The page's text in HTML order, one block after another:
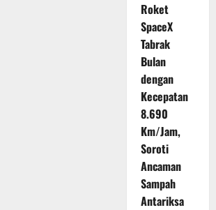
Roket
SpaceX
Tabrak
Bulan
dengan
Kecepatan
8.690
Km/Jam,
Soroti
Ancaman
Sampah
Antariksa